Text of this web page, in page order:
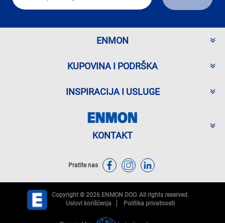
ENMON
KUPOVINA I PODRŠKA
INSPIRACIJA I USLUGE
KONTAKT
Pratite nas
Copyright © 2026 ENMON DOO. All rights reserved.
Uslovi korišćenja
Politika privatnosti